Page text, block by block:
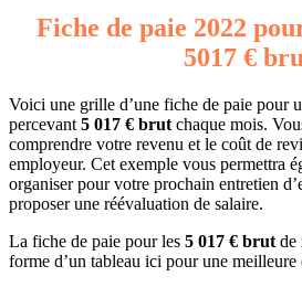
Fiche de paie 2022
5017 €
Voici une grille d’une fiche de paie pour
percevant 5 017 € brut chaque mois.
comprendre votre revenu et le coût de
employeur. Cet exemple vous permettra
organiser pour votre prochain entretien
proposer une réévaluation de salaire.
La fiche de paie pour les 5 017 € brut de
forme d’un tableau ici pour une meilleure